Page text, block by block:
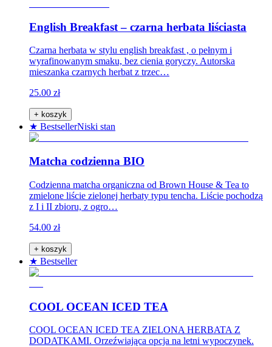
English Breakfast – czarna herbata liściasta
Czarna herbata w stylu english breakfast , o pełnym i
wyrafinowanym smaku, bez cienia goryczy. Autorska
mieszanka czarnych herbat z trzec…
25.00 zł
+ koszyk
★ BestsellerNiski stan
Matcha codzienna BIO
Codzienna matcha organiczna od Brown House & Tea to
zmielone liście zielonej herbaty typu tencha. Liście pochodzą
z I i II zbioru, z ogro…
54.00 zł
+ koszyk
★ Bestseller
COOL OCEAN ICED TEA
COOL OCEAN ICED TEA ZIELONA HERBATA Z
DODATKAMI. Orzeźwiająca opcja na letni wypoczynek.